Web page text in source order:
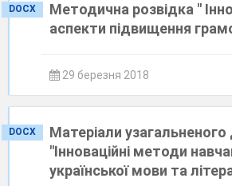
DOCX
Методична розвідка "
аспекти підвищення
29 березня 2018
DOCX
Матеріали узагальненого
"Інноваційні методи
української мови та